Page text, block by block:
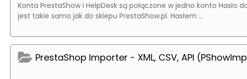
Konta PrestaShow i HelpDesk są połączone w jedno konto Hasło
jest takie samo jak do sklepu PrestaShow.pl. Hasłem ...
PrestaShop Importer - XML, CSV, API